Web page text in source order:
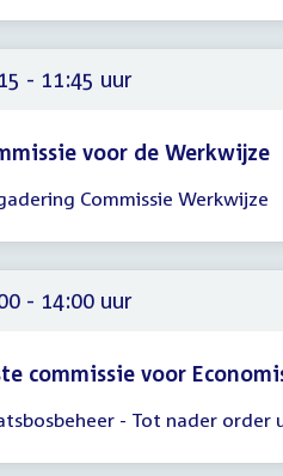
- 11:45 uur
voor de Werkwijze
Commissie Werkwijze
- 14:00 uur
commissie voor
- Tot nader order